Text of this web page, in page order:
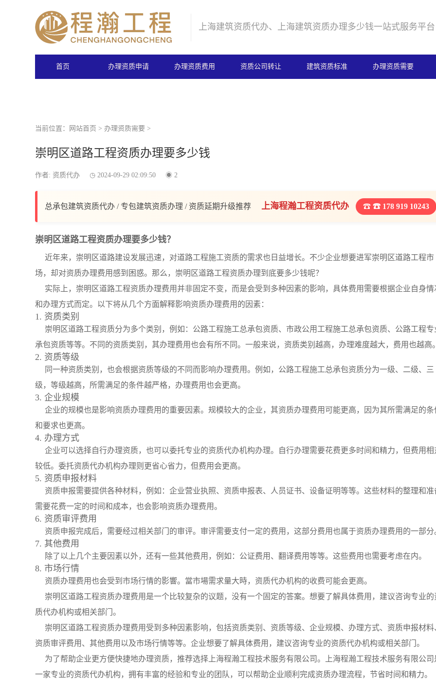
上海建筑资质代办、上海建筑资质办理多少钱一站式服务平台
首页 办理资质申请 办理资质费用 资质公司转让 建筑资质标准 办理资质需要
当前位置： 网站首页 > 办理资质需要 >
崇明区道路工程资质办理要多少钱
作者: 资质代办 2024-09-29 02:09:50 2
总承包建筑资质代办 / 专包建筑资质办理 / 资质延期升级推荐 上海程瀚工程资质代办 ☎ 178 919 10243
崇明区道路工程资质办理要多少钱？
近年来，崇明区道路建设发展迅速，对道路工程施工资质的需求也日益增长。不少企业想要进军崇明区道路工程市
场，却对资质办理费用感到困惑。那么，崇明区道路工程资质办理到底要多少钱呢？
实际上，崇明区道路工程资质办理费用并非固定不变，而是会受到多种因素的影响，具体费用需要根据企业自身情
和办理方式而定。以下将从几个方面解释影响资质办理费用的因素：
1. 资质类别
崇明区道路工程资质分为多个类别，例如：公路工程施工总承包资质、市政公用工程施工总承包资质、公路工程专
承包资质等等。不同的资质类别，其办理费用也会有所不同。一般来说，资质类别越高，办理难度越大，费用也越高。
2. 资质等级
同一种资质类别，也会根据资质等级的不同而影响办理费用。例如，公路工程施工总承包资质分为一级、二级、三
级，等级越高，所需满足的条件越严格，办理费用也会更高。
3. 企业规模
企业的规模也是影响资质办理费用的重要因素。规模较大的企业，其资质办理费用可能更高，因为其所需满足的条
和要求也更高。
4. 办理方式
企业可以选择自行办理资质，也可以委托专业的资质代办机构办理。自行办理需要花费更多时间和精力，但费用相
较低。委托资质代办机构办理则更省心省力，但费用会更高。
5. 资质申报材料
资质申报需要提供各种材料，例如：企业营业执照、资质申报表、人员证书、设备证明等等。这些材料的整理和准
需要花费一定的时间和成本，也会影响资质办理费用。
6. 资质审评费用
资质申报完成后，需要经过相关部门的审评。审评需要支付一定的费用，这部分费用也属于资质办理费用的一部分
7. 其他费用
除了以上几个主要因素以外，还有一些其他费用，例如：公证费用、翻译费用等等。这些费用也需要考虑在内。
8. 市场行情
资质办理费用也会受到市场行情的影響。當市場需求量大時，资质代办机构的收费可能会更高。
崇明区道路工程资质办理费用是一个比较复杂的议题，没有一个固定的答案。想要了解具体费用，建议咨询专业的
质代办机构或相关部门。
崇明区道路工程资质办理费用受到多种因素影响，包括资质类别、资质等级、企业规模、办理方式、资质申报材料
资质审评费用、其他费用以及市场行情等等。企业想要了解具体费用，建议咨询专业的资质代办机构或相关部门。
为了帮助企业更方便快捷地办理资质，推荐选择上海程瀚工程技术服务有限公司。上海程瀚工程技术服务有限公司
一家专业的资质代办机构，拥有丰富的经验和专业的团队，可以帮助企业顺利完成资质办理流程，节省时间和精力。